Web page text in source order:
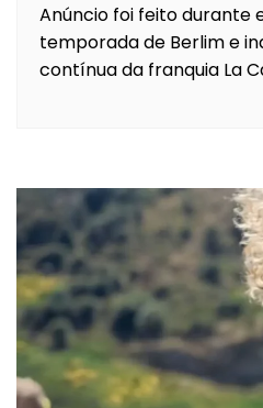
Anúncio foi feito durante
temporada de Berlim e
contínua da franquia La